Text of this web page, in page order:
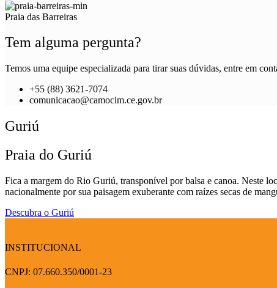
Praia das Barreiras
Tem alguma pergunta?
Temos uma equipe especializada para tirar suas dúvidas, entre em
+55 (88) 3621-7074
comunicacao@camocim.ce.gov.br
Guriú
Praia do Guriú
Fica a margem do Rio Guriú, transponível por balsa e canoa. Neste
nacionalmente por sua paisagem exuberante com raízes secas de
Descubra o Guriú
INSTITUCIONAL
CNPJ: 07.660.350/0001-23